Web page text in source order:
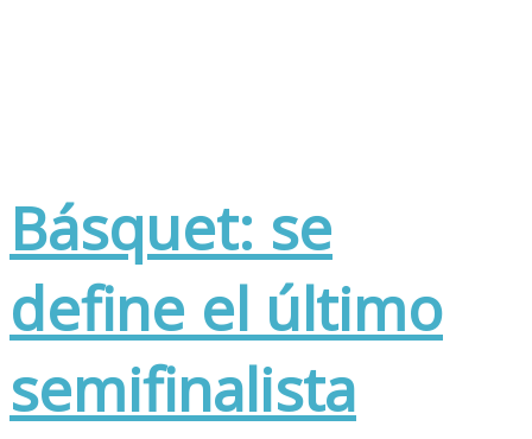
Básquet: se
define el último
semifinalista